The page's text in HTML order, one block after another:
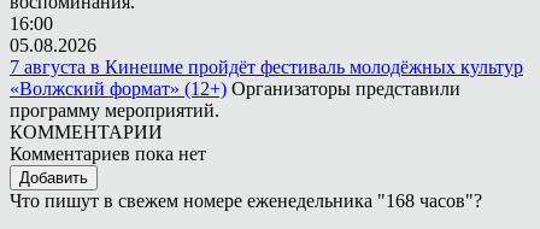
16:00
05.08.2026
7 августа в Кинешме пройдёт фестиваль молодёжных культур
«Волжский формат» (12+) Организаторы представили
программу мероприятий.
КОММЕНТАРИИ
Комментариев пока нет
Добавить
Что пишут в свежем номере еженедельника "168 часов"?